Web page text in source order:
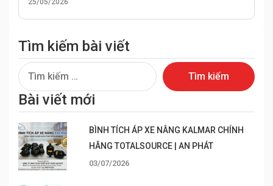
25/05/2026
Tìm kiếm bài viết
Tìm
kiếm
cho:
Bài viết mới
BÌNH TÍCH ÁP XE NÂNG KALMAR CHÍNH
HÃNG TOTALSOURCE | AN PHÁT
03/07/2026